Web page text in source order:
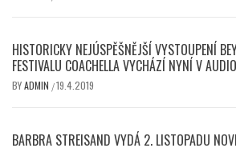
HISTORICKY NEJÚSPĚŠNĚJŠÍ VYSTOUPENÍ
FESTIVALU COACHELLA VYCHÁZÍ NYNÍ V
BYADMIN /19.4.2019
BARBRA STREISAND VYDÁ 2. LISTOPADU